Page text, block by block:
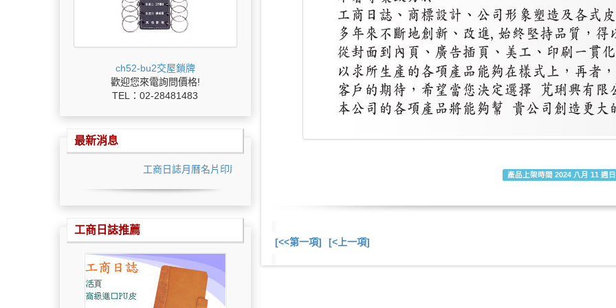
ch52-bu2交屋鎖牌
歡迎您來電詢問價格!
TEL：02-28481483
最新消息
工商日誌月曆名片印刷最低價
工商日誌推薦
產品上架時間 2024 八月 11 週
[<<第一項] [<上一項]